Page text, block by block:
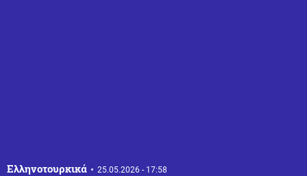
Ελληνοτουρκικά 25.05.2026 - 17:58